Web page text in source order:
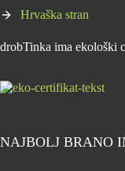
Hrvaška stran
drobTinka ima ekološki
NAJBOLJ BRANO